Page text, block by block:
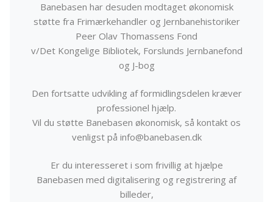
Banebasen har desuden modtaget økonomisk
støtte fra Frimærkehandler og Jernbanehistoriker
Peer Olav Thomassens Fond
v/Det Kongelige Bibliotek, Forslunds Jernbanefond
og J-bog
Den fortsatte udvikling af formidlingsdelen kræver
professionel hjælp.
Vil du støtte Banebasen økonomisk, så kontakt os
venligst på info@banebasen.dk
Er du interesseret i som frivillig at hjælpe
Banebasen med digitalisering og registrering af
billeder,